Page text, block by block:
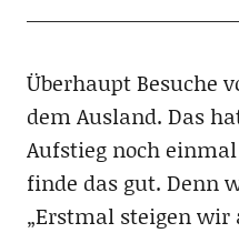
Überhaupt Besuche
dem Ausland. Das
Aufstieg noch
finde das gut. Denn
„Erstmal steigen wir